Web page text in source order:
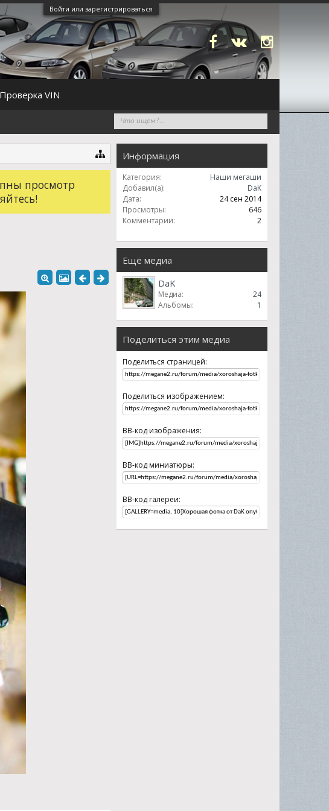
Войти или зарегистрироваться
просмотр
Информация
Категория:
Наши мегаши
Добавил(а):
DaK
Дата:
24 сен 2014
Просмотры:
646
Комментарии:
2
Ещё медиа
DaK
Медиа:
24
Альбомы:
1
Поделиться этим медиа
Поделиться страницей:
Поделиться изображением:
BB-код изображения:
BB-код миниатюры:
BB-код галереи:
Проверка VIN